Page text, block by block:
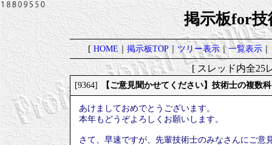
掲示板for技
[HOME｜掲示板TOP｜ツリー表示｜一覧表示｜
[ スレッド内全
[9364] 【ご意見聞かせてください】技術士の複数
あけましておめでとうございます。
本年もどうぞよろしくお願いします。
さて、早速ですが、先輩技術士のみなさんにご意